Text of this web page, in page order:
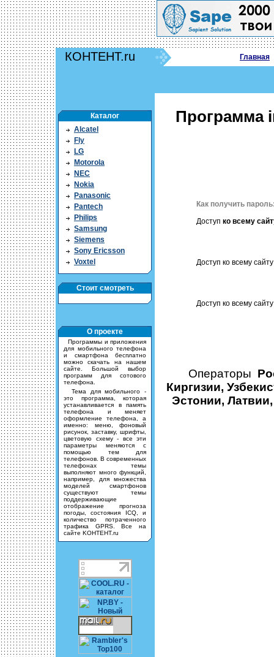
КОНТЕНТ.ru Главная
Каталог
Alcatel
Fly
LG
Motorola
NEC
Nokia
Panasonic
Pantech
Philips
Samsung
Siemens
Sony Ericsson
Voxtel
Стоит смотреть
О проекте
Программы и приложения
для мобильного телефона
и смартфона бесплатно
можно скачать на нашем
сайте. Большой выбор
программ для сотового
телефона.
Тема для мобильного -
это программа, которая
устанавливается в память
телефона и меняет
оформление телефона, а
именно: меню, фоновый
рисунок, заставку, шрифты,
цветовую схему - все эти
параметры меняются с
помощью тем для
телефонов. В современных
телефонах темы
выполняют много функций,
например, для множества
моделей смартфонов
существуют темы
поддерживающие
отображение прогноза
погоды, состояния ICQ, и
количество потраченного
трафика GPRS. Все на
сайте KOHTEHT.ru
Программа
Как получить
Доступ ко всему
Доступ ко всему
Доступ ко всему
Операторы
Киргизии,
Эстонии,